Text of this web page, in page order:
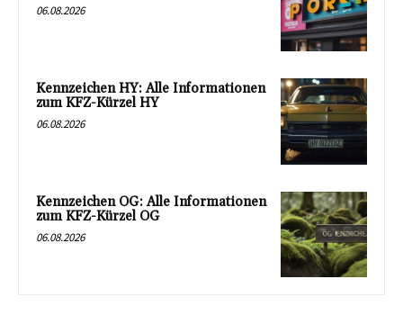
06.08.2026
Kennzeichen HY: Alle Informationen
zum KFZ-Kürzel HY
06.08.2026
Kennzeichen OG: Alle Informationen
zum KFZ-Kürzel OG
06.08.2026